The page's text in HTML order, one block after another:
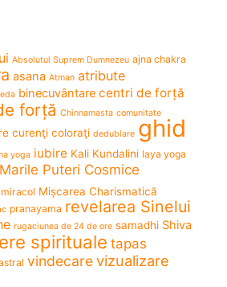
Absolutul Suprem Dumnezeu ajna chakra
asana Atman atribute
binecuvântare centri de forță
forță Chinnamasta comunitate
curenţi coloraţi dedublare ghid
yoga iubire Kali Kundalini laya yoga
Marile Puteri Cosmice
miracol Mișcarea Charismatică
pranayama revelarea Sinelui
rugaciunea de 24 de ore samadhi Shiva
spirituale tapas
vindecarevizualizare